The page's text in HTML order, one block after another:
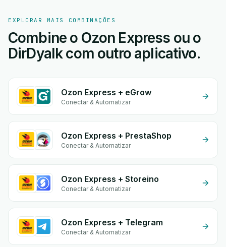
EXPLORAR MAIS COMBINAÇÕES
Combine o Ozon Express ou o
DirDyalk com outro aplicativo.
Ozon Express + eGrow
Conectar & Automatizar
Ozon Express + PrestaShop
Conectar & Automatizar
Ozon Express + Storeino
Conectar & Automatizar
Ozon Express + Telegram
Conectar & Automatizar